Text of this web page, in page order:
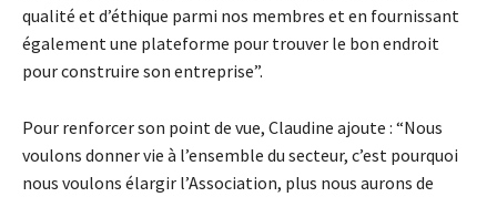
qualité et d’éthique parmi nos membres et en fournissant
également une plateforme pour trouver le bon endroit
pour construire son entreprise”.
Pour renforcer son point de vue, Claudine ajoute : “Nous
voulons donner vie à l’ensemble du secteur, c’est pourquoi
nous voulons élargir l’Association, plus nous aurons de